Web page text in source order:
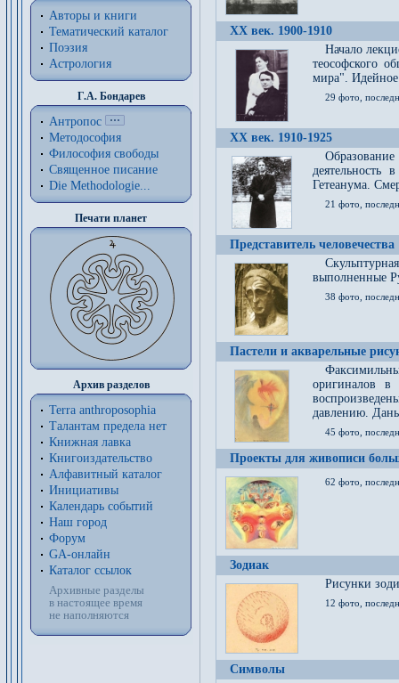
Авторы и книги
Тематический каталог
Поэзия
Астрология
Г.А. Бондарев
Антропос
Методософия
Философия cвободы
Священное писание
Die Methodologie...
Печати планет
Архив разделов
Terra anthroposophia
Талантам предела нет
Книжная лавка
Книгоиздательство
Алфавитный каталог
Инициативы
Календарь событий
Наш город
Форум
GA-онлайн
Каталог ссылок
Архивные разделы
в настоящее время
не наполняются
XX век. 1900-1910
Начало
теософского
мира". Идейное
29 фото,
XX век. 1910-1925
Образование
деятельность
Гетеанума.
21 фото,
Представитель человечества
выполненные
38 фото,
Пастели и акварельные
оригиналов
давлению.
45 фото,
Проекты для живописи
62 фото,
Зодиак
Рисунки
12 фото,
Символы